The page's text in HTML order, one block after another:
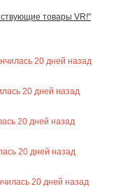
товары VR!"
20 дней назад
20 дней назад
20 дней назад
20 дней назад
20 дней назад